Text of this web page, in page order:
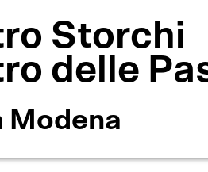
Storchi
delle
Modena